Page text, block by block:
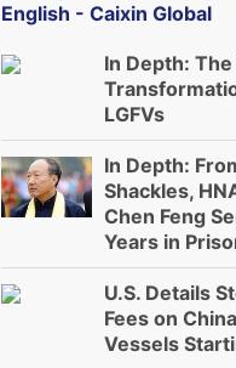
English - Caixin Global
In Depth:
LGFVs
In Depth:
Shackles,
Chen Feng
Years in
U.S. Details
Fees on
Vessels